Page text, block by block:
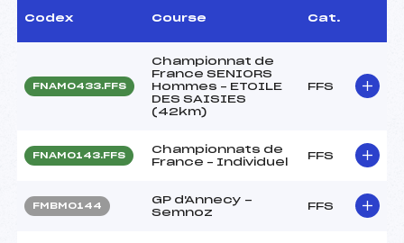
Codex Course Cat.
FNAM0433.FFS
Championnat de
France SENIORS
Hommes – ETOILE
DES SAISIES
(42km)
FFS
FNAM0143.FFS
Championnats de
France – Individuel
FFS
FMBM0144
GP d'Annecy -
Semnoz
FFS